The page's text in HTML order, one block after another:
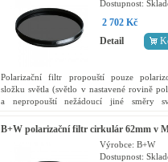
Dostupnost:
2 702 Kč
Detail
Polarizační filtr propouští pouze
složku světla (světlo v nastavené rovině
a nepropouští nežádoucí jiné směry
filr přední...
B+W polarizační filtr cirkulár 62mm v
Výrobce: B+W
Dostupnost: